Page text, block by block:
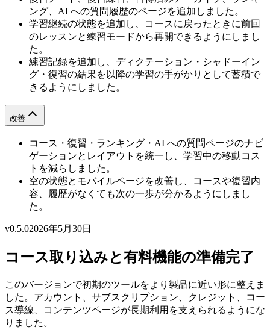
ング、AI への質問履歴のページを追加しました。
学習継続の状態を追加し、コースに戻ったときに前回
のレッスンと練習モードから再開できるようにしまし
た。
練習記録を追加し、ディクテーション・シャドーイン
グ・復習の結果を以降の学習の手がかりとして蓄積で
きるようにしました。
改善
コース・復習・ランキング・AI への質問ページのナビ
ゲーションとレイアウトを統一し、学習中の移動コス
トを減らしました。
空の状態とモバイルページを改善し、コースや復習内
容、履歴がなくても次の一歩が分かるようにしまし
た。
v0.5.02026年5月30日
コース取り込みと有料機能の準備完了
このバージョンで初期のツールをより製品に近い形に整えま
した。アカウント、サブスクリプション、クレジット、コー
ス導線、コンテンツページが長期利用を支えられるようにな
りました。